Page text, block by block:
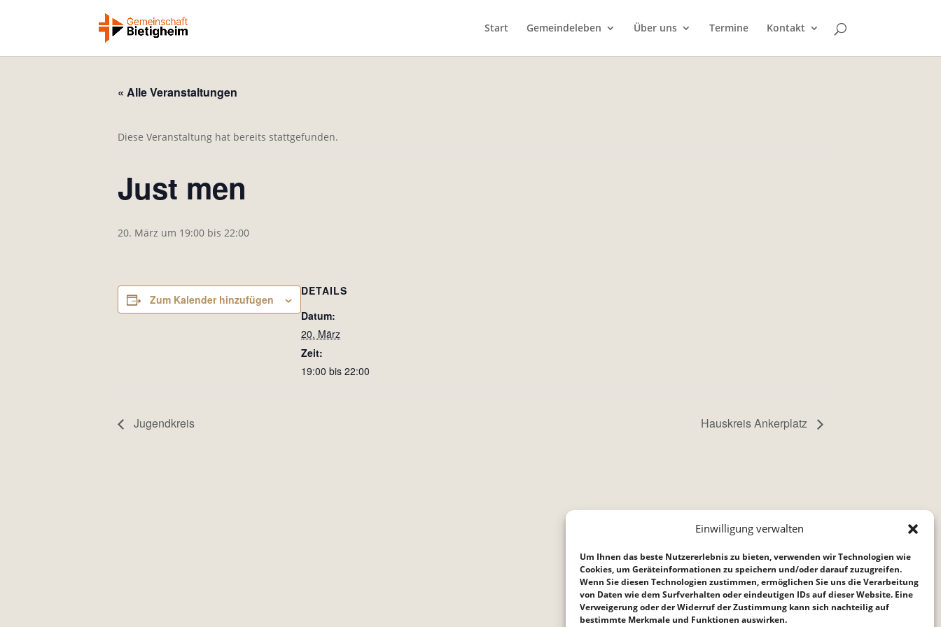
Einwilligung verwalten
Um Ihnen das beste Nutzererlebnis zu bieten, verwenden wir Technologien wie
Cookies, um Geräteinformationen zu speichern und/oder darauf zuzugreifen.
Wenn Sie diesen Technologien zustimmen, ermöglichen Sie uns die Verarbeitung
von Daten wie dem Surfverhalten oder eindeutigen IDs auf dieser Website. Eine
Verweigerung oder der Widerruf der Zustimmung kann sich nachteilig auf
bestimmte Merkmale und Funktionen auswirken.
Start Gemeindeleben Über uns Termine Kontakt
« Alle Veranstaltungen
Diese Veranstaltung hat bereits stattgefunden.
Just men
20. März um 19:00 bis 22:00
Zum Kalender hinzufügen
DETAILS
Datum:
20. März
Zeit:
19:00 bis 22:00
Jugendkreis Hauskreis Ankerplatz